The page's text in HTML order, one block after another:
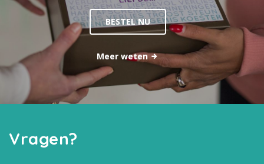
BESTEL NU
Meer weten
Vragen?